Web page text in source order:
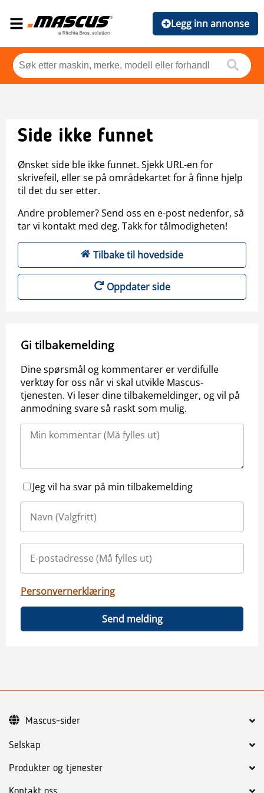
Legg inn annonse
Side ikke funnet
Ønsket side ble ikke funnet. Sjekk URL-en for
skrivefeil, eller se på områdekartet for å finne hjelp
til det du ser etter.
Andre problemer? Send oss en e-post nedenfor, så
tar vi kontakt med deg. Takk for tålmodigheten!
Tilbake til hovedside
Oppdater side
Gi tilbakemelding
Dine spørsmål og kommentarer er verdifulle
verktøy for oss når vi skal utvikle Mascus-
tjenesten. Vi leser dine tilbakemeldinger, og vil på
anmodning svare så raskt som mulig.
Jeg vil ha svar på min tilbakemelding
Personvernerklæring
Send melding
Selskap
Produkter og tjenester
Mascus-sider